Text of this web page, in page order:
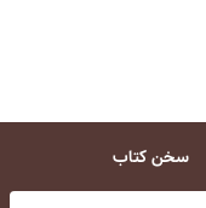
سخن کتاب